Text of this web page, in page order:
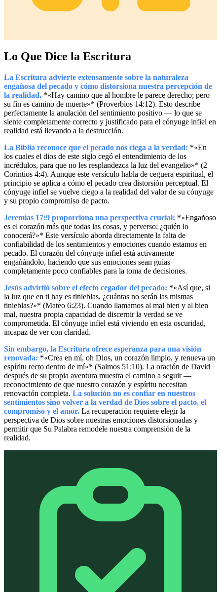
Lo Que Dice la Escritura
La Escritura advierte extensamente sobre la naturaleza
engañosa del pecado y cómo distorsiona nuestra percepción de
la realidad. *«Hay camino que al hombre le parece derecho; pero
su fin es camino de muerte»* (Proverbios 14:12). Esto describe
perfectamente la anulación del sentimiento positivo — lo que se
siente completamente correcto y justificado para el cónyuge infiel en
realidad está llevando a la destrucción.
La Biblia reconoce que el pecado nos ciega a la verdad: *«En
los cuales el dios de este siglo cegó el entendimiento de los
incrédulos, para que no les resplandezca la luz del evangelio»* (2
Corintios 4:4). Aunque este versículo habla de ceguera espiritual, el
principio se aplica a cómo el pecado crea distorsión perceptual. El
cónyuge infiel se vuelve ciego a la realidad del valor de su cónyuge
y su propio compromiso de pacto.
Jeremías 17:9 proporciona una perspectiva crucial: *«Engañoso
es el corazón más que todas las cosas, y perverso; ¿quién lo
conocerá?»* Este versículo aborda directamente la falta de
confiabilidad de los sentimientos y emociones cuando estamos en
pecado. El corazón del cónyuge infiel está activamente
engañándolo, haciendo que sus emociones sean guías
completamente poco confiables para la toma de decisiones.
Jesús advirtió sobre el efecto cegador del pecado: *«Así que, si
la luz que en ti hay es tinieblas, ¿cuántas no serán las mismas
tinieblas?»* (Mateo 6:23). Cuando llamamos al mal bien y al bien
mal, nuestra propia capacidad de discernir la verdad se ve
comprometida. El cónyuge infiel está viviendo en esta oscuridad,
incapaz de ver con claridad.
Sin embargo, la Escritura ofrece esperanza para una visión
renovada: *«Crea en mí, oh Dios, un corazón limpio, y renueva un
espíritu recto dentro de mí»* (Salmos 51:10). La oración de David
después de su propia aventura muestra el camino a seguir —
reconocimiento de que nuestro corazón y espíritu necesitan
renovación completa. La solución no es confiar en nuestros
sentimientos sino volver a la verdad de Dios sobre el pacto, el
compromiso y el amor. La recuperación requiere elegir la
perspectiva de Dios sobre nuestras emociones distorsionadas y
permitir que Su Palabra remodele nuestra comprensión de la
realidad.